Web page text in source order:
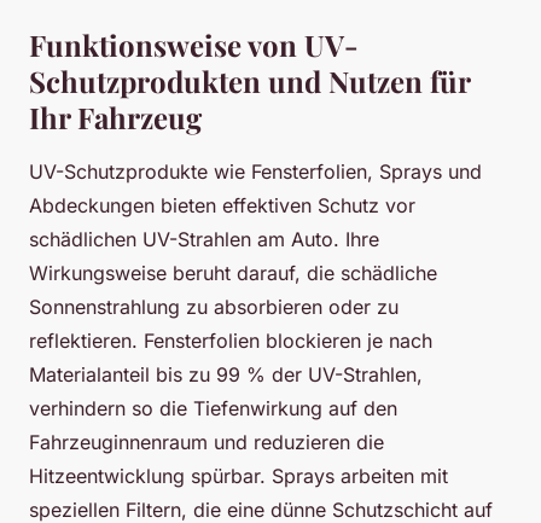
Funktionsweise von UV-
Schutzprodukten und Nutzen für
Ihr Fahrzeug
UV-Schutzprodukte wie Fensterfolien, Sprays und
Abdeckungen bieten effektiven Schutz vor
schädlichen UV-Strahlen am Auto. Ihre
Wirkungsweise beruht darauf, die schädliche
Sonnenstrahlung zu absorbieren oder zu
reflektieren. Fensterfolien blockieren je nach
Materialanteil bis zu 99 % der UV-Strahlen,
verhindern so die Tiefenwirkung auf den
Fahrzeuginnenraum und reduzieren die
Hitzeentwicklung spürbar. Sprays arbeiten mit
speziellen Filtern, die eine dünne Schutzschicht auf